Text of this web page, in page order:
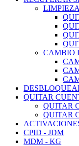
CAMBIO
QUITAR
QUITAR
QUITAR
CPID - JDM
MDM - KG